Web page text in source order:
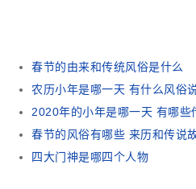
春节的由来和传统风俗是什么
农历小年是哪一天 有什么风俗
2020年的小年是哪一天 有哪些
春节的风俗有哪些 来历和传说
四大门神是哪四个人物